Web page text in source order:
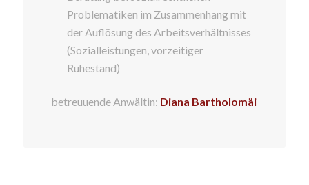
Problematiken im Zusammenhang mit
der Auflösung des Arbeitsverhältnisses
(Sozialleistungen, vorzeitiger
Ruhestand)
betreuuende Anwältin: Diana Bartholomäi